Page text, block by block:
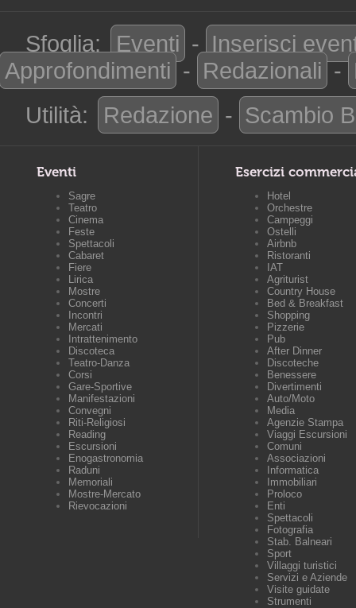
Sfoglia: Eventi - Inserisci
Approfondimenti - Redazionali -
Utilità:
Redazione - Scambio
Eventi
Sagre
Teatro
Cinema
Feste
Spettacoli
Cabaret
Fiere
Lirica
Mostre
Concerti
Incontri
Mercati
Intrattenimento
Discoteca
Teatro-Danza
Corsi
Gare-Sportive
Manifestazioni
Convegni
Riti-Religiosi
Reading
Escursioni
Enogastronomia
Raduni
Memoriali
Mostre-Mercato
Rievocazioni
Esercizi
Hotel
Orchestre
Campeggi
Ostelli
Airbnb
Ristoranti
IAT
Agriturist
Country House
Bed & Breakfast
Shopping
Pizzerie
Pub
After Dinner
Discoteche
Benessere
Divertimenti
Auto/Moto
Media
Agenzie Stampa
Viaggi Escursioni
Comuni
Associazioni
Informatica
Immobiliari
Proloco
Enti
Spettacoli
Fotografia
Stab. Balneari
Sport
Villaggi turistici
Servizi e Aziende
Visite guidate
Strumenti